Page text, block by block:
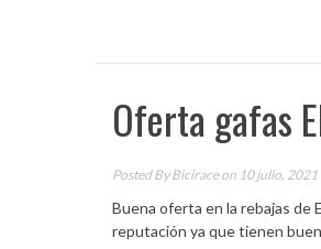
Oferta gafas
Posted ByBiciraceon 10 julio, 2021
Buena oferta en la rebajas de
reputación ya que tienen